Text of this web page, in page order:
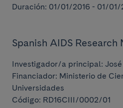
Duración: 01/01/2016 - 01/
Spanish AIDS Research
Investigador/a principal:
Financiador: Ministerio de
Universidades
Código: RD16CIII/0002/01